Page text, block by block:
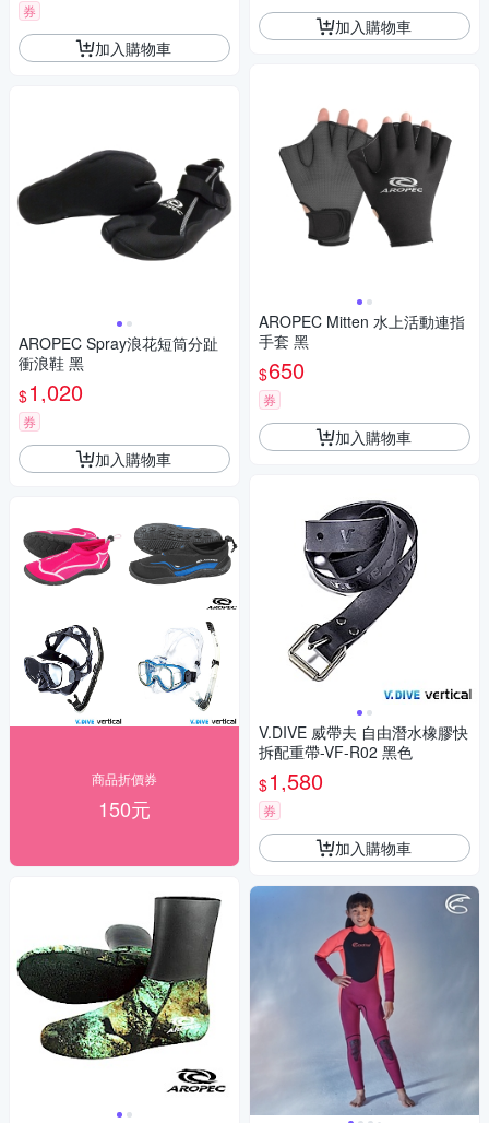
券
加入購物車
AROPEC Spray浪花短筒分趾
衝浪鞋 黑
$1,020
券
加入購物車
商品折價券
150元
加入購物車
AROPEC Mitten 水上活動連指
手套 黑
$650
券
加入購物車
V.DIVE 威帶夫 自由潛水橡膠快
拆配重帶-VF-R02 黑色
$1,580
券
加入購物車